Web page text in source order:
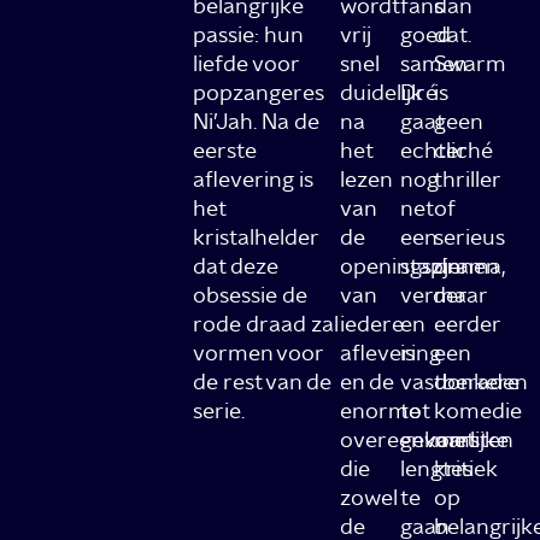
belangrijke
passie: hun
liefde voor
popzangeres
Ni’Jah. Na de
eerste
aflevering is
het
kristalhelder
dat deze
obsessie de
rode draad zal
vormen voor
de rest van de
serie.
wordt
vrij
snel
duidelijk
na
het
lezen
van
de
openingszinnen
van
iedere
aflevering
en de
enorme
overeenkomsten
die
zowel
de
fans
goed
samen.
Dré
gaat
echter
nog
net
een
stapje
verder
en
is
vastberaden
tot
gevaarlijke
lengtes
te
gaan
dan
dat.
Swarm
is
geen
cliché
thriller
of
serieus
drama,
maar
eerder
een
donkere
komedie
met
kritiek
op